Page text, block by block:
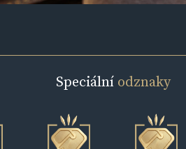
Speciální odznaky